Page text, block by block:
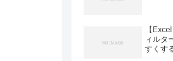
【
ィルタ
すくす